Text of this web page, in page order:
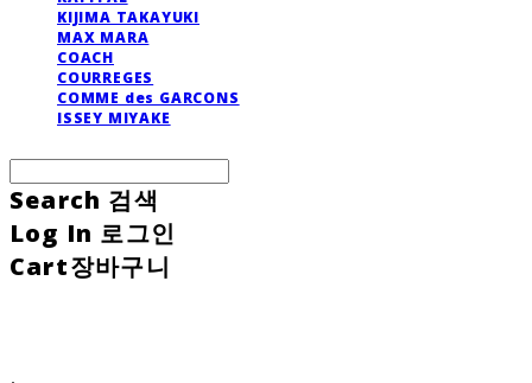
KIJIMA TAKAYUKI
MAX MARA
COACH
COURREGES
COMME des GARCONS
ISSEY MIYAKE
Search 검색
Log In 로그인
Cart장바구니